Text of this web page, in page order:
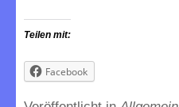
Teilen mit:
Facebook